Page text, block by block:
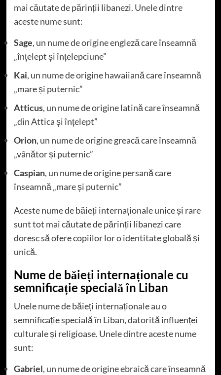
mai căutate de părinții libanezi. Unele dintre
aceste nume sunt:
Sage, un nume de origine engleză care înseamnă
„înțelept și înțelepciune”
Kai, un nume de origine hawaiiană care înseamnă
„mare și puternic”
Atticus, un nume de origine latină care înseamnă
„din Attica și înțelept”
Orion, un nume de origine greacă care înseamnă
„vânător și puternic”
Caspian, un nume de origine persană care
înseamnă „mare și puternic”
Aceste nume de băieți internaționale unice și rare
sunt tot mai căutate de părinții libanezi care
doresc să ofere copiilor lor o identitate globală și
unică.
Nume de băieți internaționale cu
semnificație specială în Liban
Unele nume de băieți internaționale au o
semnificație specială în Liban, datorită influenței
culturale și religioase. Unele dintre aceste nume
sunt:
Gabriel, un nume de origine ebraică care înseamnă